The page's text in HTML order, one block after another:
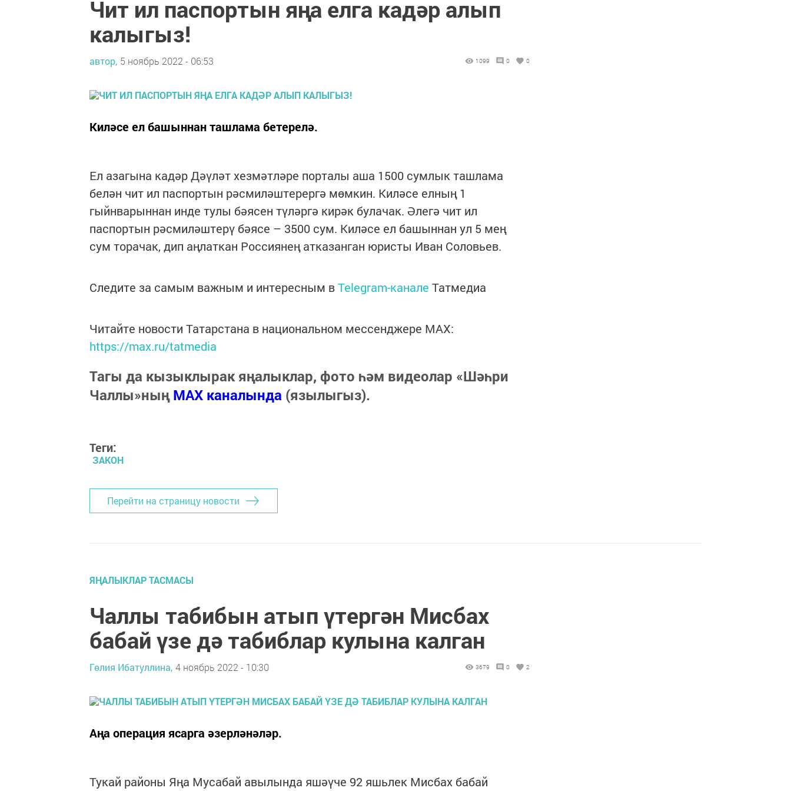
Чит ил паспортын яңа елга кадәр алып
калыгыз!
автор, 5 ноябрь 2022 - 06:53 1099 0 0
Киләсе ел башыннан ташлама бетерелә.
Ел азагына кадәр Дәүләт хезмәтләре порталы аша 1500 сумлык ташлама
белән чит ил паспортын рәсмиләштерергә мөмкин. Киләсе елның 1
гыйнварыннан инде тулы бәясен түләргә кирәк булачак. Әлегә чит ил
паспортын рәсмиләштерү бәясе – 3500 сум. Киләсе ел башыннан ул 5 мең
сум торачак, дип аңлаткан Россиянең атказанган юристы Иван Соловьев.
Следите за самым важным и интересным вTelegram-канале Татмедиа
Читайте новости Татарстана в национальном мессенджере MАХ:
https://max.ru/tatmedia
Тагы да кызыклырак яңалыклар, фото һәм видеолар «Шәһри
Чаллы»ныңMAX каналында (язылыгыз).
Теги:
ЗАКОН
Перейти на страницу новости
ЯҢАЛЫКЛАР ТАСМАСЫ
Чаллы табибын атып үтергән Мисбах
бабай үзе дә табиблар кулына калган
Гөлия Ибатуллина, 4 ноябрь 2022 - 10:30 3679 0 2
Аңа операция ясарга әзерләнәләр.
Тукай районы Яңа Мусабай авылында яшәүче 92 яшьлек Мисбах бабай